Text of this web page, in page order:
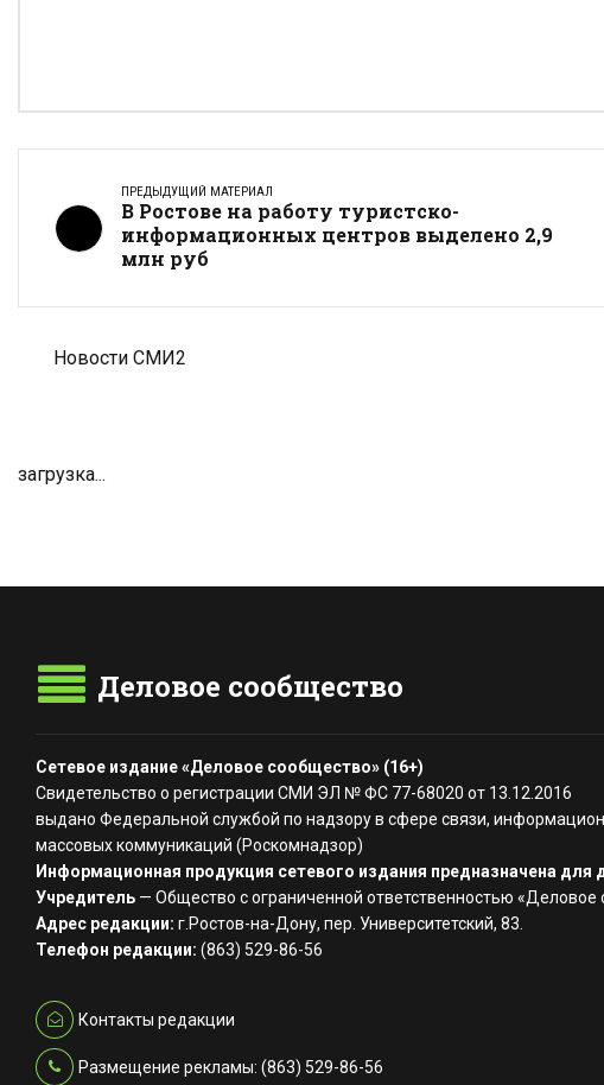
ПРЕДЫДУЩИЙ МАТЕРИАЛ
В Ростове на работу туристско-
информационных центров выделено 2,9
млн руб
Новости СМИ2
загрузка...
Деловое сообщество
Сетевое издание «Деловое сообщество» (16+)
Свидетельство о регистрации СМИ ЭЛ № ФС 77-68020 от 13.12.2016
выдано Федеральной службой по надзору в сфере связи,
массовых коммуникаций (Роскомнадзор)
Информационная продукция сетевого издания предназначена для
Учредитель — Общество с ограниченной ответственностью «Деловое
Адрес редакции: г.Ростов-на-Дону, пер. Университетский, 83.
Телефон редакции: (863) 529-86-56
Контакты редакции
Размещение рекламы: (863) 529-86-56